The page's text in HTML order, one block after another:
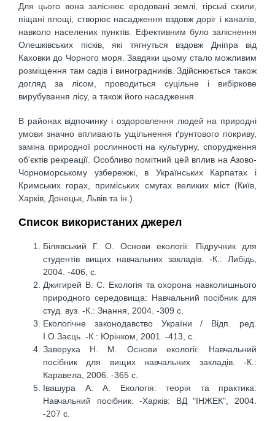
Для цього вона заліснює еродовані землі, гірські схили,
піщані площі, створює насадження вздовж доріг і каналів,
навколо населених пунктів. Ефективним було заліснення
Олешківських пісків, які тягнуться вздовж Дніпра від
Каховки до Чорного моря. Завдяки цьому стало можливим
розміщення там садів і виноградників. Здійснюється також
догляд за лісом, проводиться суцільне і вибіркове
вирубування лісу, а також його насадження.
В районах відпочинку і оздоровлення людей на природні
умови значно впливають ущільнення ґрунтового покриву,
заміна природної рослинності на культурну, спорудження
об'єктів рекреації. Особливо помітний цей вплив на Азово-
Чорноморському узбережжі, в Українських Карпатах і
Кримських горах, приміських смугах великих міст (Київ,
Харків, Донецьк, Львів та ін.).
Список використаних джерел
Білявський Г. О. Основи екології: Підручник для
студентів вищих навчальних закладів. -К.: Либідь,
2004. -406, с.
Джигирей В. С. Екологія та охорона навколишнього
природного середовища: Навчальний посібник для
студ. вуз. -К.: Знання, 2004. -309 с.
Екологічне законодавство України / Відп. ред.
І.О.Заєць. -К.: Юрінком, 2001. -413, с.
Заверуха Н. М. Основи екології: Навчальний
посібник для вищих навчальних закладів. -К.:
Каравела, 2006. -365 с.
Івашура А. А. Екологія: теорія та практика:
Навчальний посібник. -Харків: ВД "ІНЖЕК", 2004.
-207 с.